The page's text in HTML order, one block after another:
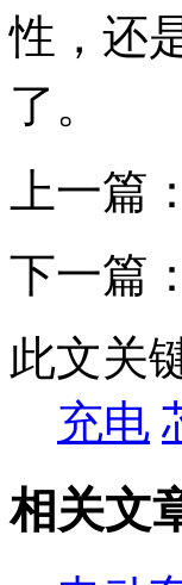
性，还
了。
上一篇：
下一篇：
此文关
充电
相关文